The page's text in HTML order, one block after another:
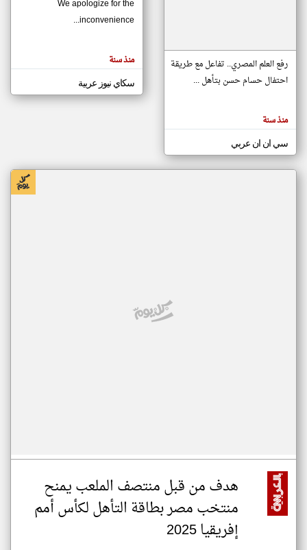
مصادر الأخبار من موريتانيا
اخبار موريتانيا على مدار الساعة
أهم اخبار موريتانيا العاجلة والمباشرة
المقالات
الموجوده
هنا عن
رفع العلم المصري.. تفاعل مع طريقة
احتفال حسام حسن بتأهل ...
منذ سنة
سي ان ان عربي
We apologize for the
inconvenience...
منذ سنة
سكاي نيوز عربية
هدف من قبل منتصف الملعب يمنح
منتخب مصر بطاقة التأهل لكأس أمم
إفريقيا 2025
klyoum.com